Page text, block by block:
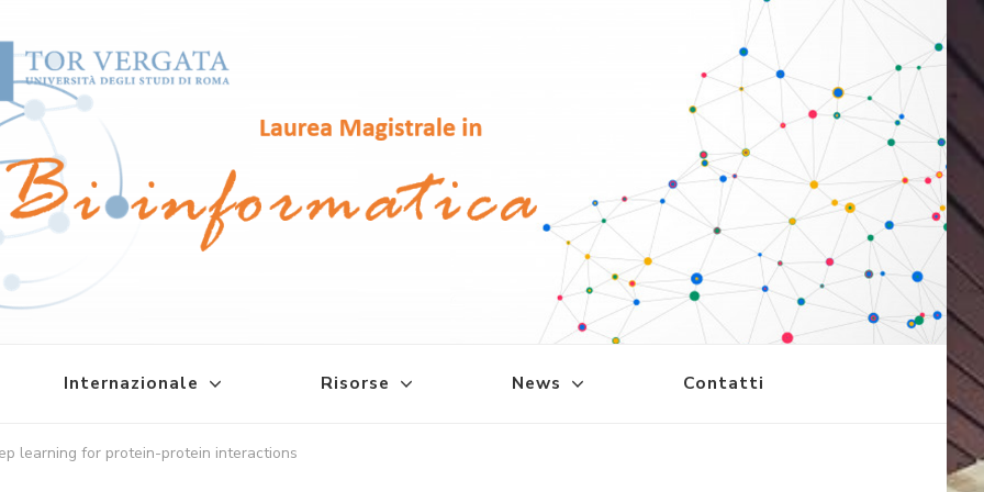
Internazionale Risorse News Contatti
learning for protein-protein interactions